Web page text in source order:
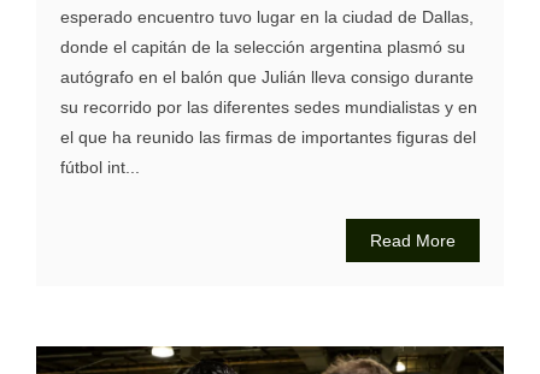
esperado encuentro tuvo lugar en la ciudad de Dallas,
donde el capitán de la selección argentina plasmó su
autógrafo en el balón que Julián lleva consigo durante
su recorrido por las diferentes sedes mundialistas y en
el que ha reunido las firmas de importantes figuras del
fútbol int...
Read More